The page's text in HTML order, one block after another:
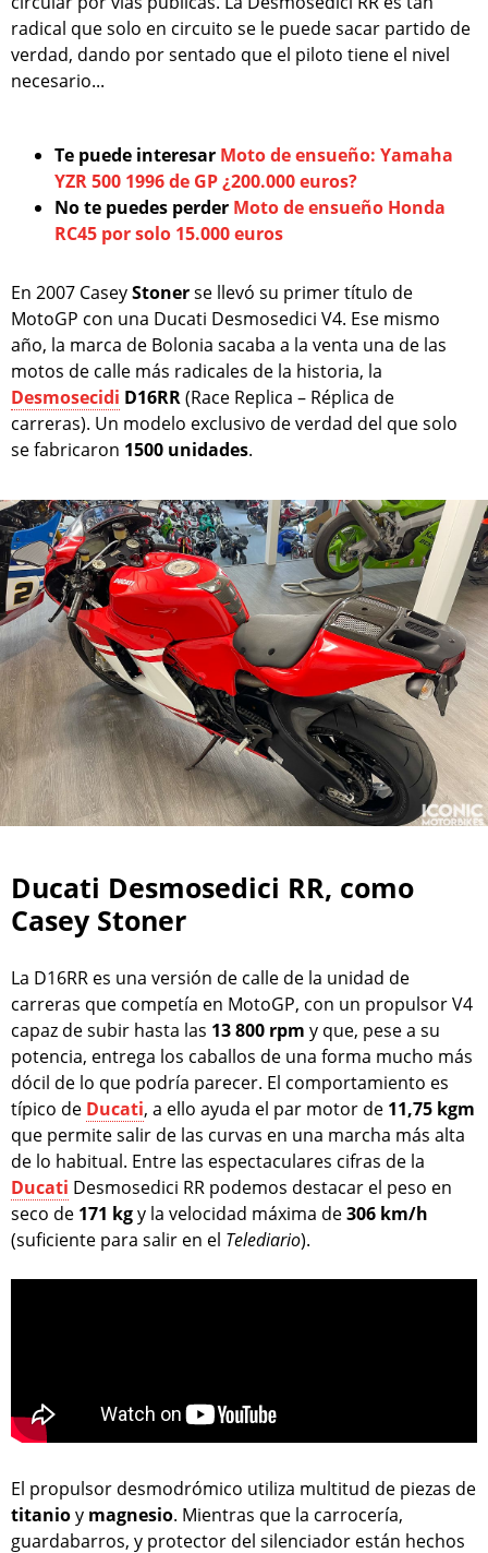
radical que solo en circuito se le puede sacar partido de
verdad, dando por sentado que el piloto tiene el nivel
necesario...
Te puede interesar Moto de ensueño: Yamaha
YZR 500 1996 de GP ¿200.000 euros?
No te puedes perder Moto de ensueño Honda
RC45 por solo 15.000 euros
En 2007 CaseyStonerse llevó su primer título de
MotoGP con una Ducati Desmosedici V4. Ese mismo
año, la marca de Bolonia sacaba a la venta una de las
motos de calle más radicales de la historia, la
Desmosecidi D16RR(Race Replica – Réplica de
carreras). Un modelo exclusivo de verdad del que solo
se fabricaron 1500 unidades.
Ducati Desmosedici RR, como
Casey Stoner
La D16RR es una versión de calle de la unidad de
carreras que competía en MotoGP, con un propulsor V4
capaz de subir hasta las 13 800 rpm y que, pese a su
potencia, entrega los caballos de una forma mucho más
dócil de lo que podría parecer. El comportamiento es
típico de Ducati, a ello ayuda el par motor de 11,75 kgm
que permite salir de las curvas en una marcha más alta
de lo habitual. Entre las espectaculares cifras de la
Ducati Desmosedici RR podemos destacar el peso en
seco de 171 kgy la velocidad máxima de306 km/h
(suficiente para salir en el Telediario).
El propulsor desmodrómico utiliza multitud de piezas de
titanioy magnesio. Mientras que la carrocería,
guardabarros, y protector del silenciador están hechos